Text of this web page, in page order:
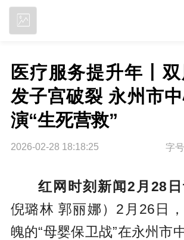
医疗服务提升年丨
发子宫破裂 永州市
演“生死营救”
2026-02-28 18:18:25 字号
红网时刻新闻2月28
倪璐林 郭丽娜）2月26日
魄的“母婴保卫战”在永州市